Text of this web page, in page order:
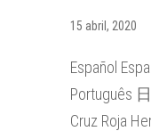
15 abril, 2020
Español
Português
Cruz Roja